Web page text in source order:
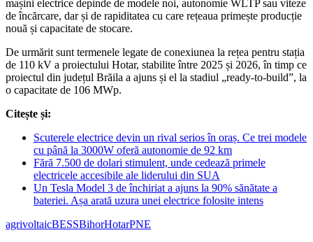
mașini electrice depinde de modele noi, autonomie WLTP sau viteze
de încărcare, dar și de rapiditatea cu care rețeaua primește producție
nouă și capacitate de stocare.
De urmărit sunt termenele legate de conexiunea la rețea pentru stația
de 110 kV a proiectului Hotar, stabilite între 2025 și 2026, în timp ce
proiectul din județul Brăila a ajuns și el la stadiul „ready-to-build”, la
o capacitate de 106 MWp.
Citește și:
Scuterele electrice devin un rival serios în oraș. Ce trei modele
cu până la 3000W oferă autonomie de 92 km
Fără 7.500 de dolari stimulent, unde cedează primele
electricele accesibile ale liderului din SUA
Un Tesla Model 3 de închiriat a ajuns la 90% sănătate a
bateriei. Așa arată uzura unei electrice folosite intens
agrivoltaicBESSBihorHotarPNE